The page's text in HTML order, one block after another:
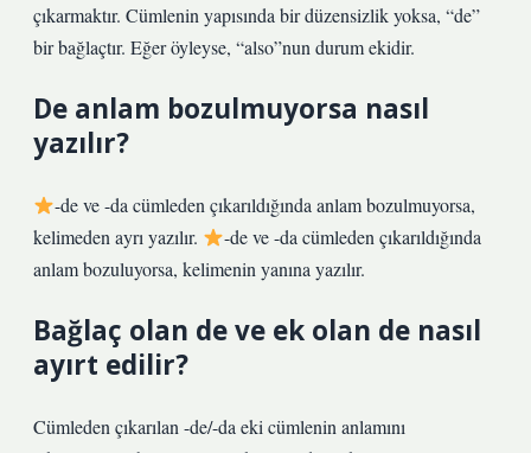
çıkarmaktır. Cümlenin yapısında bir düzensizlik yoksa, “de”
bir bağlaçtır. Eğer öyleyse, “also”nun durum ekidir.
De anlam bozulmuyorsa nasıl
yazılır?
-de ve -da cümleden çıkarıldığında anlam bozulmuyorsa,
kelimeden ayrı yazılır.
-de ve -da cümleden çıkarıldığında
anlam bozuluyorsa, kelimenin yanına yazılır.
Bağlaç olan de ve ek olan de nasıl
ayırt edilir?
Cümleden çıkarılan -de/-da eki cümlenin anlamını